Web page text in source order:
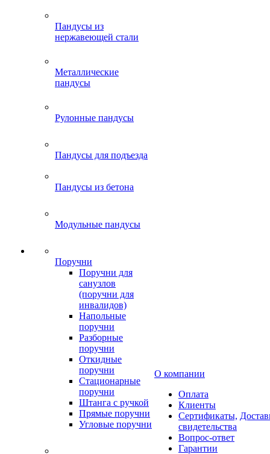
Пандусы из
нержавеющей стали
Металлические
пандусы
Рулонные пандусы
Пандусы для подъезда
Пандусы из бетона
Модульные пандусы
Поручни
Поручни для
санузлов
(поручни для
инвалидов)
Напольные
поручни
Разборные
поручни
Откидные
поручни
Стационарные
поручни
Штанга с ручкой
Прямые поручни
Угловые поручни
О компании
Оплата
Клиенты
Сертификаты,
свидетельства
Вопрос-ответ
Гарантии